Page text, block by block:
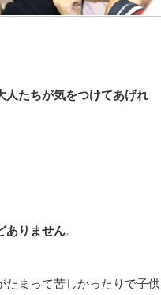
人たちが気をつけてあげれ
ありません。
たまって苦しかったりで子供